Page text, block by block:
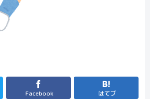
Facebook はてブ